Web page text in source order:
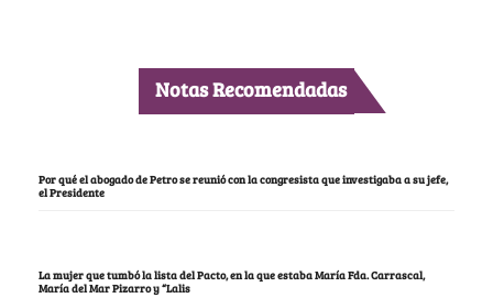
Notas Recomendadas
Por qué el abogado de Petro se reunió con la congresista que investigaba a su jefe,
el Presidente
La mujer que tumbó la lista del Pacto, en la que estaba María Fda. Carrascal,
María del Mar Pizarro y “Lalis